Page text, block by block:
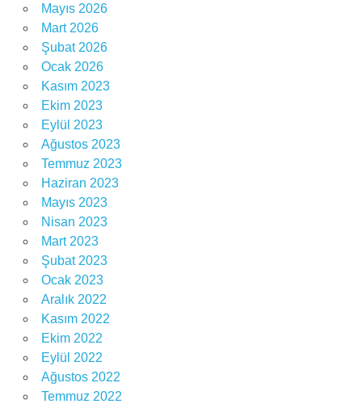
Mayıs 2026
Mart 2026
Şubat 2026
Ocak 2026
Kasım 2023
Ekim 2023
Eylül 2023
Ağustos 2023
Temmuz 2023
Haziran 2023
Mayıs 2023
Nisan 2023
Mart 2023
Şubat 2023
Ocak 2023
Aralık 2022
Kasım 2022
Ekim 2022
Eylül 2022
Ağustos 2022
Temmuz 2022